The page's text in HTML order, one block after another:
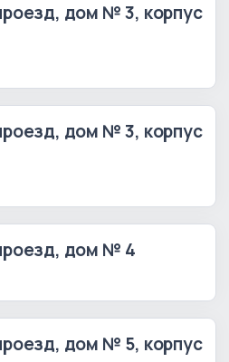
дом № 3, корпус
дом № 3, корпус
дом № 4
дом № 5, корпус